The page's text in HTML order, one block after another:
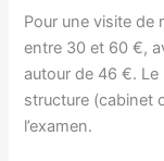
Pour une visite de
entre 30 et 60 €,
autour de 46 €.
structure (cabinet
l’examen.